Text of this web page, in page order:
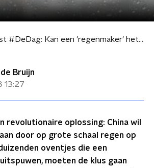
Podcast #DeDag: Kan een 'regenmaker' het watertekort oplossen?
Bruijn
13:27
revolutionaire oplossing: China wil
door op grote schaal regen op
oventjes die een
moeten de klus gaan